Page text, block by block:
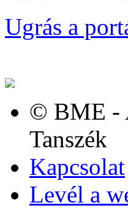
Ugrás a
© BME -
Tanszék
Kapcsolat
Levél a